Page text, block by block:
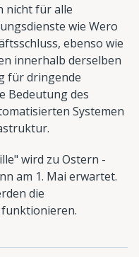
nicht für alle
wie Wero
ebenso wie
innerhalb derselben
für dringende
Bedeutung des
Systemen
wird zu Ostern -
am 1. Mai erwartet.
die